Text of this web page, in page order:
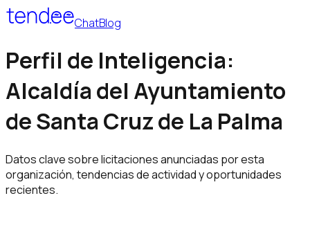
ChatBlog
Perfil de Inteligencia:
Alcaldía del Ayuntamiento
de Santa Cruz de La Palma
Datos clave sobre licitaciones anunciadas por esta
organización, tendencias de actividad y oportunidades
recientes.